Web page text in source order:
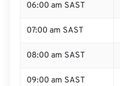
06:00 am SAST
07:00 am SAST
08:00 am SAST
09:00 am SAST